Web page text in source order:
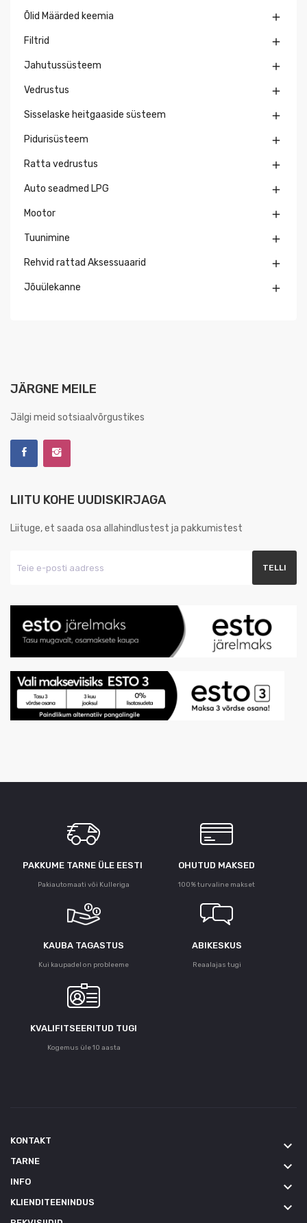
Õlid Määrded keemia 
Filtrid 
Jahutussüsteem 
Vedrustus 
Sisselaske heitgaaside süsteem 
Pidurisüsteem 
Ratta vedrustus 
Auto seadmed LPG 
Mootor 
Tuunimine 
Rehvid rattad Aksessuaarid 
Jõuülekanne 
JÄRGNE MEILE
Jälgi meid sotsiaalvõrgustikes
LIITU KOHE UUDISKIRJAGA
Liituge, et saada osa allahindlustest ja pakkumistest
PAKKUME TARNE ÜLE ЕESTI
Pakiautomaati või Kulleriga
OHUTUD MAKSED
100% turvaline makset
KAUBA TAGASTUS
Kui kaupadel on probleeme
ABIKESKUS
Reaalajas tugi
KVALIFITSEERITUD TUGI
Kogemus üle 10 aasta
KONTAKT keyboard_arrow_down
TARNE keyboard_arrow_down
INFO keyboard_arrow_down
KLIENDITEENINDUS keyboard_arrow_down